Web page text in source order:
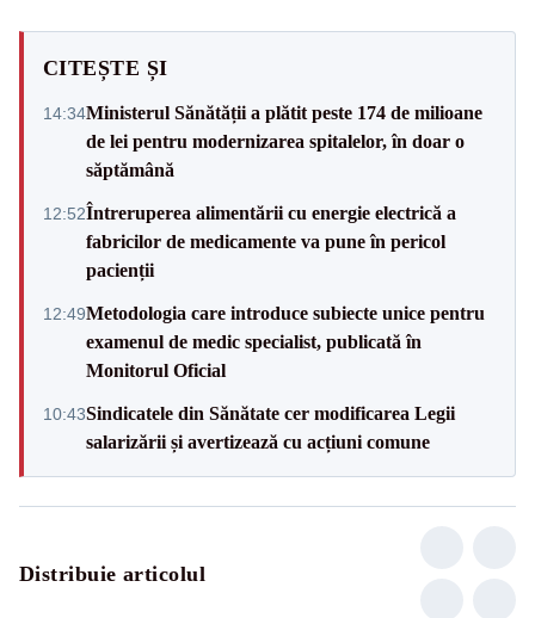
CITEȘTE ȘI
14:34Ministerul Sănătății a plătit peste 174 de milioane
de lei pentru modernizarea spitalelor, în doar o
săptămână
12:52Întreruperea alimentării cu energie electrică a
fabricilor de medicamente va pune în pericol
pacienții
12:49Metodologia care introduce subiecte unice pentru
examenul de medic specialist, publicată în
Monitorul Oficial
10:43Sindicatele din Sănătate cer modificarea Legii
salarizării și avertizează cu acțiuni comune
Distribuie articolul